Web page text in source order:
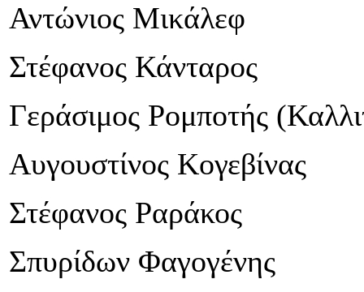
Αντώνιος Μικάλεφ
Στέφανος Κάνταρος
Γεράσιμος Ρομποτής
Αυγουστίνος Κογεβίνας
Στέφανος Ραράκος
Σπυρίδων Φαγογένης